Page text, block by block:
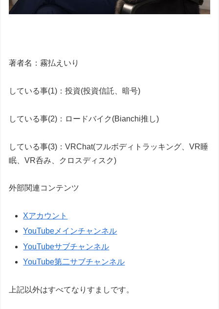
著者名：霧払えいり
している事(1)：投資(投資信託、暗号)
している事(2)：ロードバイク (Bianchi推し)
している事(3)：VRChat(フルボディトラッキング、VR睡
眠、VR呑み、クロスディスク)
外部関連コンテンツ
Xアカウント
YouTubeメインチャンネル
YouTubeサブチャンネル
YouTube第二サブチャンネル
上記以外はすべてなりすましです。